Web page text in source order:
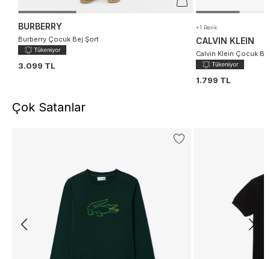
BURBERRY
Burberry Çocuk Bej Şort
3.099 TL
+1 Renk
CALVIN KLEIN
Calvin Klein Çocuk
1.799 TL
Çok Satanlar